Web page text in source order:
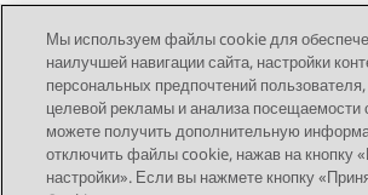
видеотрафика по сегментам.
Send Feedback
Мы используем файлы cookie для
наилучшей навигации сайта, настройки
персональных предпочтений пользователя,
целевой рекламы и анализа посещаемости
можете получить дополнительную
отключить файлы cookie, нажав на кнопку
настройки». Если вы нажмете кнопку